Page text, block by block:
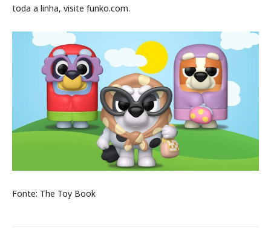
toda a linha, visite funko.com.
Fonte: The Toy Book